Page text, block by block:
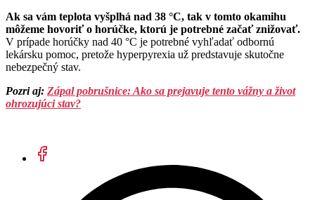
Ak sa vám teplota vyšplhá nad 38 °C, tak v tomto okamihu
môžeme hovoriť o horúčke, ktorú je potrebné začať znižovať.
V prípade horúčky nad 40 °C je potrebné vyhľadať odbornú
lekársku pomoc, pretože hyperpyrexia už predstavuje skutočne
nebezpečný stav.
Pozri aj: Zápal pobrušnice: Ako sa prejavuje tento vážny a život
ohrozujúci stav?